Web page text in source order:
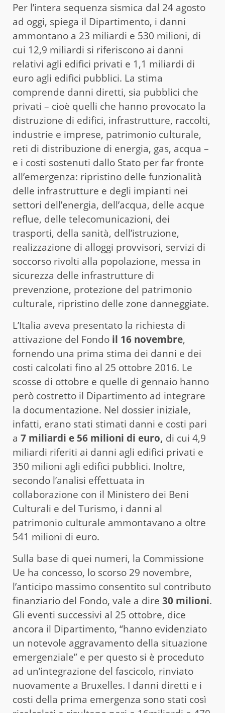
Per l’intera sequenza sismica dal 24 agosto
ad oggi, spiega il Dipartimento, i danni
ammontano a 23 miliardi e 530 milioni, di
cui 12,9 miliardi si riferiscono ai danni
relativi agli edifici privati e 1,1 miliardi di
euro agli edifici pubblici. La stima
comprende danni diretti, sia pubblici che
privati – cioè quelli che hanno provocato la
distruzione di edifici, infrastrutture, raccolti,
industrie e imprese, patrimonio culturale,
reti di distribuzione di energia, gas, acqua –
e i costi sostenuti dallo Stato per far fronte
all’emergenza: ripristino delle funzionalità
delle infrastrutture e degli impianti nei
settori dell’energia, dell’acqua, delle acque
reflue, delle telecomunicazioni, dei
trasporti, della sanità, dell’istruzione,
realizzazione di alloggi provvisori, servizi di
soccorso rivolti alla popolazione, messa in
sicurezza delle infrastrutture di
prevenzione, protezione del patrimonio
culturale, ripristino delle zone danneggiate.
L’Italia aveva presentato la richiesta di
attivazione del Fondo il 16 novembre,
fornendo una prima stima dei danni e dei
costi calcolati fino al 25 ottobre 2016. Le
scosse di ottobre e quelle di gennaio hanno
però costretto il Dipartimento ad integrare
la documentazione. Nel dossier iniziale,
infatti, erano stati stimati danni e costi pari
a 7 miliardi e 56 milioni di euro, di cui 4,9
miliardi riferiti ai danni agli edifici privati e
350 milioni agli edifici pubblici. Inoltre,
secondo l’analisi effettuata in
collaborazione con il Ministero dei Beni
Culturali e del Turismo, i danni al
patrimonio culturale ammontavano a oltre
541 milioni di euro.
Sulla base di quei numeri, la Commissione
Ue ha concesso, lo scorso 29 novembre,
l’anticipo massimo consentito sul contributo
finanziario del Fondo, vale a dire 30 milioni.
Gli eventi successivi al 25 ottobre, dice
ancora il Dipartimento, “hanno evidenziato
un notevole aggravamento della situazione
emergenziale” e per questo si è proceduto
ad un’integrazione del fascicolo, rinviato
nuovamente a Bruxelles. I danni diretti e i
costi della prima emergenza sono stati così